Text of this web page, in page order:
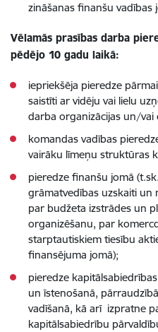
zināšanas finanšu vadības
Vēlamās prasības darba
pēdējo 10 gadu laikā:
iepriekšēja pieredze
saistīti ar vidēju vai lielu
darba organizācijas un/vai
komandas vadības
vairāku līmeņu struktūras
pieredze finanšu jomā
grāmatvedības uzskaiti un
par budžeta izstrādes un
organizēšanu, par
starptautiskiem tiesību
finansējuma jomā);
pieredze
un īstenošanā,
vadīšanā, kā arī izpratne
kapitālsabiedrību